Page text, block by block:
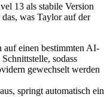
13 als stabile Version
was Taylor auf der
einen bestimmten AI-
sodass
gewechselt werden
springt automatisch ein